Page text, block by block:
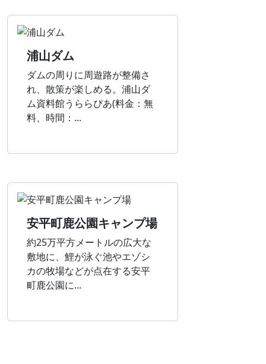
浦山ダム
ダムの周りに周遊路が整備さ
れ、散策が楽しめる。浦山ダ
ム資料館うららぴあ(料金：無
料、時間：...
安平町鹿公園キャンプ場
約25万平方メートルの広大な
敷地に、鯉が泳ぐ池やエゾシ
カの牧場などが点在する安平
町鹿公園に...